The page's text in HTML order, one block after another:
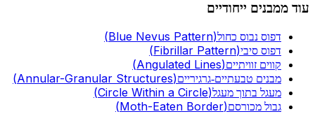
עוד ממבנים ייחודיים
דפוס נבוס כחול (Blue Nevus Pattern)
דפוס סיבי (Fibrillar Pattern)
קווים זוויתיים (Angulated Lines)
מבנים טבעתיים-גרגיריים (Annular-Granular Structures)
מעגל בתוך מעגל (Circle Within a Circle)
גבול מכורסם (Moth-Eaten Border)